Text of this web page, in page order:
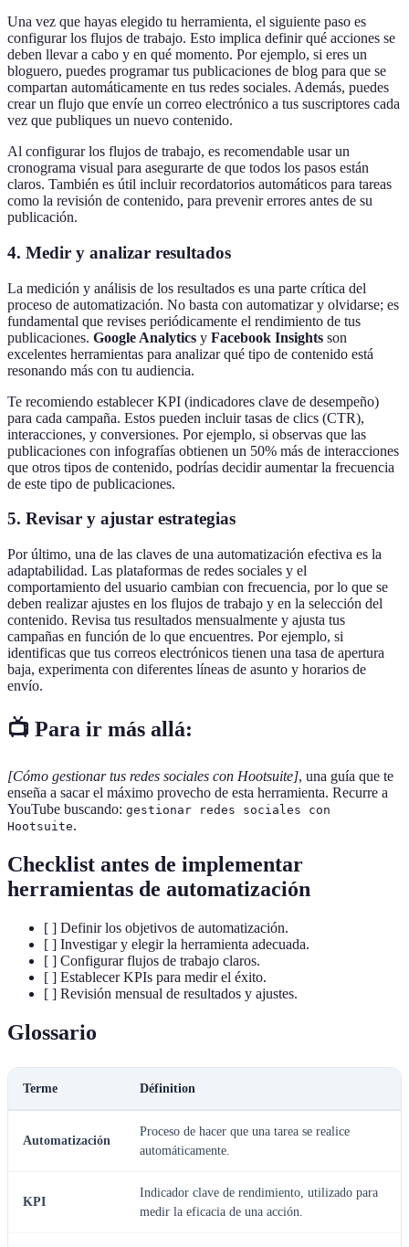
Una vez que hayas elegido tu herramienta, el siguiente paso es
configurar los flujos de trabajo. Esto implica definir qué acciones se
deben llevar a cabo y en qué momento. Por ejemplo, si eres un
bloguero, puedes programar tus publicaciones de blog para que se
compartan automáticamente en tus redes sociales. Además, puedes
crear un flujo que envíe un correo electrónico a tus suscriptores cada
vez que publiques un nuevo contenido.
Al configurar los flujos de trabajo, es recomendable usar un
cronograma visual para asegurarte de que todos los pasos están
claros. También es útil incluir recordatorios automáticos para tareas
como la revisión de contenido, para prevenir errores antes de su
publicación.
4. Medir y analizar resultados
La medición y análisis de los resultados es una parte crítica del
proceso de automatización. No basta con automatizar y olvidarse; es
fundamental que revises periódicamente el rendimiento de tus
publicaciones. Google Analytics y Facebook Insights son
excelentes herramientas para analizar qué tipo de contenido está
resonando más con tu audiencia.
Te recomiendo establecer KPI (indicadores clave de desempeño)
para cada campaña. Estos pueden incluir tasas de clics (CTR),
interacciones, y conversiones. Por ejemplo, si observas que las
publicaciones con infografías obtienen un 50% más de interacciones
que otros tipos de contenido, podrías decidir aumentar la frecuencia
de este tipo de publicaciones.
5. Revisar y ajustar estrategias
Por último, una de las claves de una automatización efectiva es la
adaptabilidad. Las plataformas de redes sociales y el
comportamiento del usuario cambian con frecuencia, por lo que se
deben realizar ajustes en los flujos de trabajo y en la selección del
contenido. Revisa tus resultados mensualmente y ajusta tus
campañas en función de lo que encuentres. Por ejemplo, si
identificas que tus correos electrónicos tienen una tasa de apertura
baja, experimenta con diferentes líneas de asunto y horarios de
envío.
📺 Para ir más allá:
[Cómo gestionar tus redes sociales con Hootsuite], una guía que te
enseña a sacar el máximo provecho de esta herramienta. Recurre a
YouTube buscando: gestionar redes sociales con
Hootsuite.
Checklist antes de implementar
herramientas de automatización
[ ] Definir los objetivos de automatización.
[ ] Investigar y elegir la herramienta adecuada.
[ ] Configurar flujos de trabajo claros.
[ ] Establecer KPIs para medir el éxito.
[ ] Revisión mensual de resultados y ajustes.
Glossario
Terme Définition
Automatización
Proceso de hacer que una tarea se realice
automáticamente.
KPI
Indicador clave de rendimiento, utilizado para
medir la eficacia de una acción.